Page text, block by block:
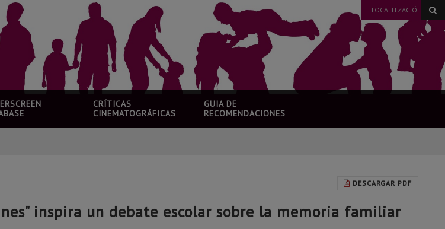
LOCALITZACIÓ
CRÍTICAS
CINEMATOGRÁFICAS
GUIA DE
RECOMENDACIONES
DESCARGAR PDF
inspira un debate escolar sobre la memoria familiar